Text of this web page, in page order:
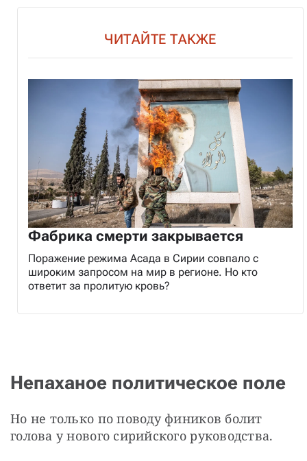
ЧИТАЙТЕ ТАКЖЕ
Фабрика смерти закрывается
Поражение режима Асада в Сирии совпало с
широким запросом на мир в регионе. Но кто
ответит за пролитую кровь?
Непаханое политическое поле
Но не только по поводу фиников болит
голова у нового сирийского руководства.